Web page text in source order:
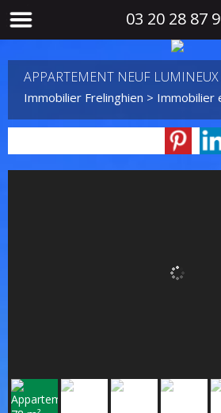
03 20 28 87
Immobilier Frelinghien > Immobilier